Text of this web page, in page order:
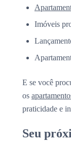
Imóveis
E se você
os
praticidade e
Seu